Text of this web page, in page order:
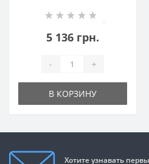
5 136 грн.
- +
В КОРЗИНУ
Хотите узнавать